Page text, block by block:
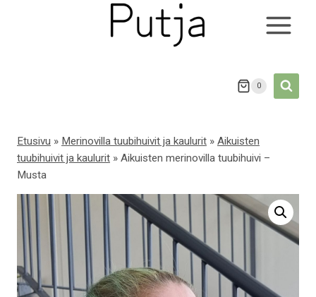
0
Etusivu » Merinovilla tuubihuivit ja kaulurit » Aikuisten
tuubihuivit ja kaulurit » Aikuisten merinovilla tuubihuivi –
Musta